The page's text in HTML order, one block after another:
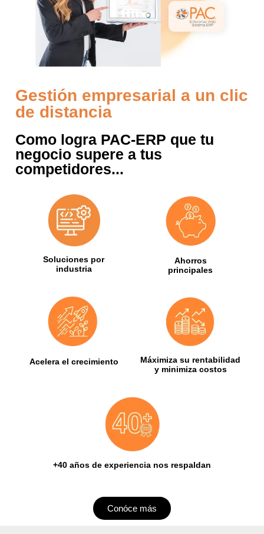
Gestión empresarial a un clic
de distancia
Como logra PAC-ERP que tu
negocio supere a tus
competidores...
Soluciones por
industria
Ahorros
principales
Acelera el crecimiento
Máximiza su rentabilidad
y minimiza costos
+40 años de experiencia nos respaldan
Conóce más